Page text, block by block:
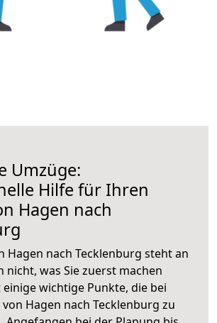
Umzüge:
Hilfe für Ihren
Hagen nach
Hagen nach Tecklenburg steht an
nicht, was Sie zuerst machen
einige wichtige Punkte, die bei
Hagen nach Tecklenburg zu